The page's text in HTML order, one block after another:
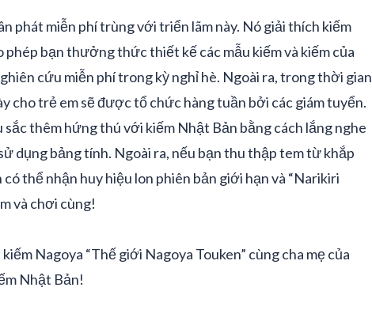
phát miễn phí trùng với triển lãm này. Nó giải thích kiếm
phép bạn thưởng thức thiết kế các mẫu kiếm và kiếm của
cứu miễn phí trong kỳ nghỉ hè. Ngoài ra, trong thời gian
cho trẻ em sẽ được tổ chức hàng tuần bởi các giám tuyển.
sắc thêm hứng thú với kiếm Nhật Bản bằng cách lắng nghe
dụng bảng tính. Ngoài ra, nếu bạn thu thập tem từ khắp
thể nhận huy hiệu lon phiên bản giới hạn và “Narikiri
và chơi cùng!
Nagoya “Thế giới Nagoya Touken” cùng cha mẹ của
Nhật Bản!